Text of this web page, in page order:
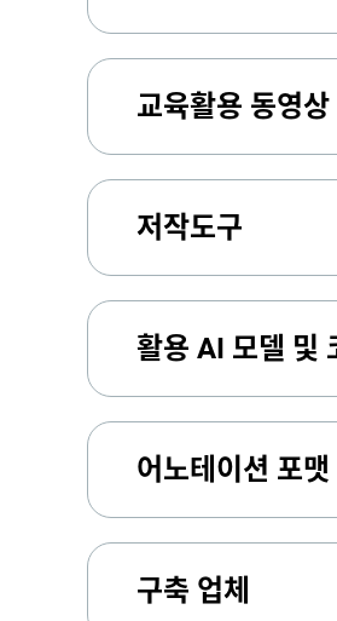
교육활용 동영상
저작도구
활용 AI 모델 및
어노테이션 포
구축 업체